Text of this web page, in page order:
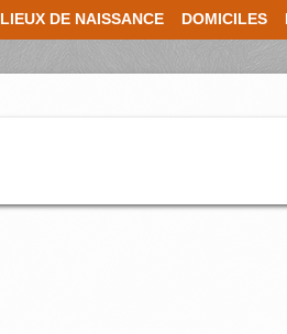
LIEUX DE NAISSANCE DOMICILES